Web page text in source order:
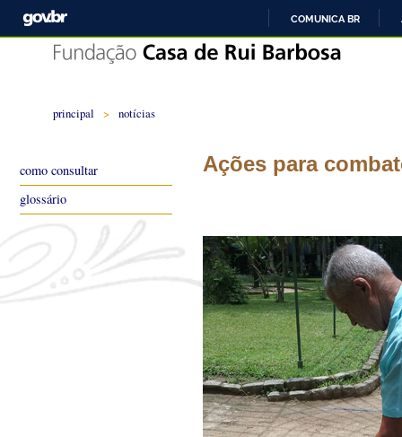
COMUNICA BR
principal > notícias
Ações para
como consultar
glossário